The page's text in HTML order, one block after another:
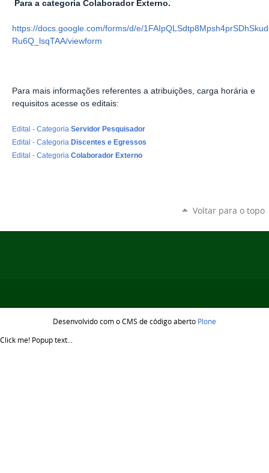
Para a categoria Colaborador Externo.
https://docs.google.com/forms/d/e/
Ru6Q_lsqTAA/viewform
Para mais informações referentes a atribuições, carga horária e
requisitos acesse os editais:
Edital - Categoria Servidor Pesquisador
Edital - Categoria Discentes e Egressos
Edital - Categoria Colaborador Externo
Voltar para o topo
Desenvolvido com o CMS de código aberto Plone
Click me! Popup text...